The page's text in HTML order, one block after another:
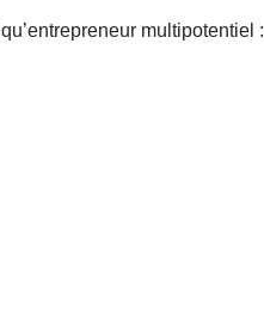
multipotentiel :